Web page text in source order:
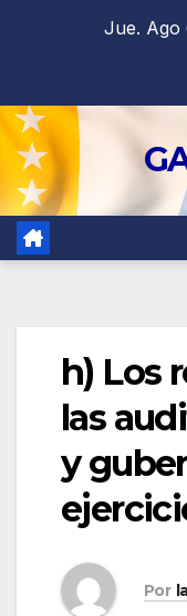
Jue. Ago
h) Los
las
y
Por